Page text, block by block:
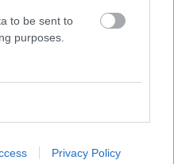
to be sent to
purposes.
Privacy Policy